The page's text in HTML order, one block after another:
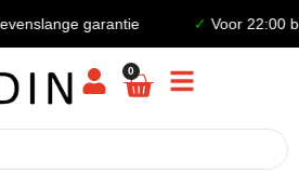
garantie ✓Voor 22:00
0